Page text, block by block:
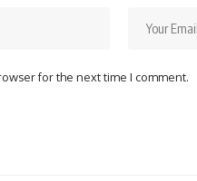
for the next time I comment.